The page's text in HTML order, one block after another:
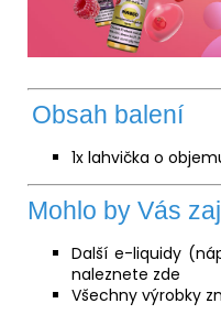
Obsah balení
1x lahvička o
Mohlo by Vás
Další e-liquidy
naleznete zde
Všechny výrobky